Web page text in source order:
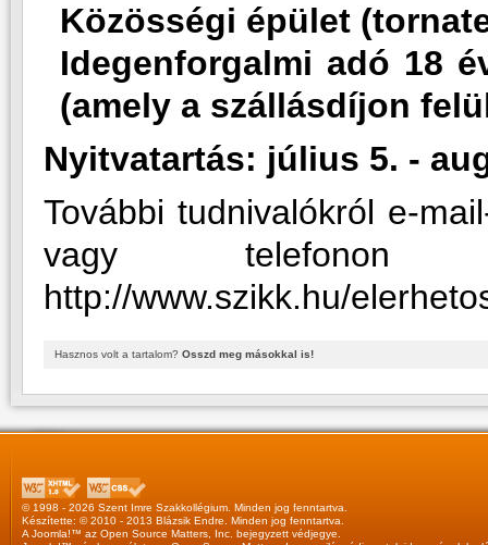
Közösségi épület
Idegenforgalmi adó 18
(amely a szállásdíjon
Nyitvatartás: július 5. -
További tudnivalókról e-
vagy
http://www.szikk.hu/
Hasznos volt a tartalom? Osszd meg másokkal is!
© 1998 - 2026 Szent Imre Szakkollégium. Minden jog fenntartva.
Készítette: © 2010 - 2013 Blázsik Endre . Minden jog fenntartva.
A Joomla!™ az Open Source Matters, Inc. bejegyzett védjegye.